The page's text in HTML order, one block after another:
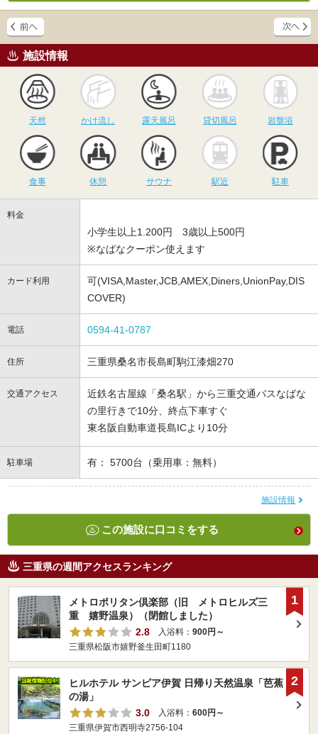
施設情報
天然
かけ流し
かけ流し
露天風呂
露天風呂
貸切風呂
貸切風呂 岩盤浴
食事 休憩
サウナ
サウナ 駅近 駐車
料金
小学生以上1.200円 3歳以上500円
※なばなクーポン使えます
カード利用
可(VISA,Master,JCB,AMEX,Diners,UnionPay,DIS
COVER)
電話 0594-41-0787
住所 三重県桑名市長島町駒江漆畑270
交通アクセス
近鉄名古屋線「桑名駅」から三重交通バスなばな
の里行きで10分、終点下車すぐ
東名阪自動車道長島ICより10分
駐車場 有： 5700台（乗用車：無料）
施設情報
この施設に口コミをする
三重県の週間アクセスランキング
メトロポリタン倶楽部（旧 メトロヒルズ三
重 嬉野温泉）（閉館しました）
2.8
入浴料： 900円～
三重県松阪市嬉野釜生田町1180
1
ヒルホテル サンピア伊賀 日帰り天然温泉「芭蕉
の湯」
3.0
入浴料： 600円～
三重県伊賀市西明寺2756-104
2